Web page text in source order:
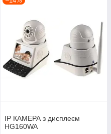
IP КАМЕРА з дисплеєм
HG160WA